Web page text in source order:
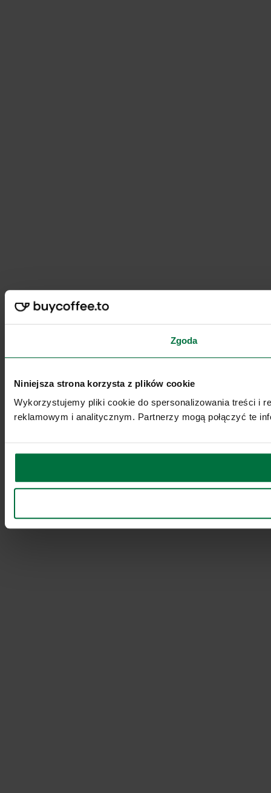
Zgoda
Niniejsza strona korzysta z plików cookie
Wykorzystujemy pliki cookie do spersonalizowania treści i
reklamowym i analitycznym. Partnerzy mogą połączyć te